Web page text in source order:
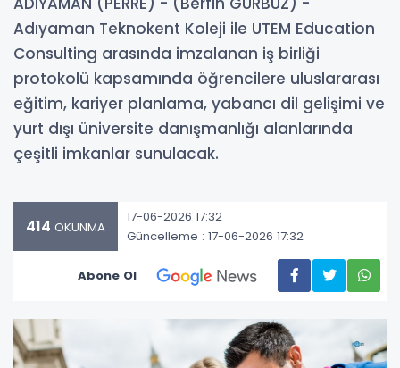
Adıyaman Teknokent Koleji ile UTEM Education
Consulting arasında imzalanan iş birliği
protokolü kapsamında öğrencilere uluslararası
eğitim, kariyer planlama, yabancı dil gelişimi ve
yurt dışı üniversite danışmanlığı alanlarında
çeşitli imkanlar sunulacak.
414 OKUNMA
17-06-2026 17:32
Güncelleme : 17-06-2026 17:32
Abone Ol